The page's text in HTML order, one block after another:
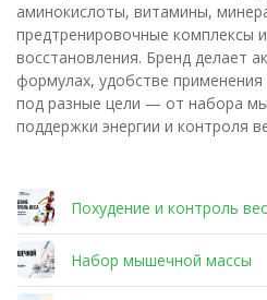
аминокислоты, витамины,
предтренировочные комплексы
восстановления. Бренд делает
формулах, удобстве
под разные цели — от набора
поддержки энергии и контроля
Похудение и контроль
Набор мышечной массы